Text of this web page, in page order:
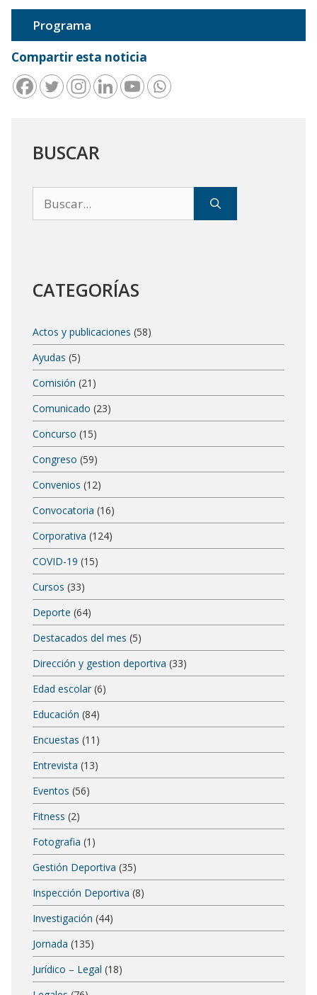
Programa
Compartir esta noticia
BUSCAR
CATEGORÍAS
Actos y publicaciones (58)
Ayudas (5)
Comisión (21)
Comunicado (23)
Concurso (15)
Congreso (59)
Convenios (12)
Convocatoria (16)
Corporativa (124)
COVID-19 (15)
Cursos (33)
Deporte (64)
Destacados del mes (5)
Dirección y gestion deportiva (33)
Edad escolar (6)
Educación (84)
Encuestas (11)
Entrevista (13)
Eventos (56)
Fitness (2)
Fotografia (1)
Gestión Deportiva (35)
Inspección Deportiva (8)
Investigación (44)
Jornada (135)
Jurídico – Legal (18)